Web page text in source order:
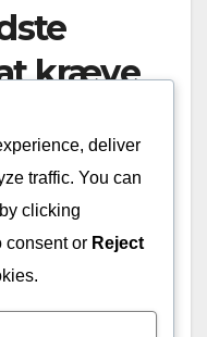
kræve
succes skal du
streams og
disse bedste
deliver
traffic. You can
clicking
consent or Reject